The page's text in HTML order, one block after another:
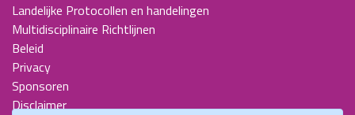
Landelijke Protocollen en handelingen
Multidisciplinaire Richtlijnen
Beleid
Privacy
Sponsoren
Disclaimer